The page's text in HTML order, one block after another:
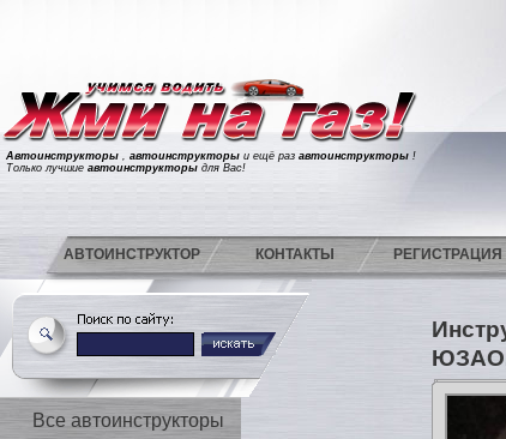
Автоинструкторы , автоинструкторы и ещё раз автоинструкторы !
Только лучшие автоинструкторы для Вас!
АВТОИНСТРУКТОР КОНТАКТЫ РЕГИСТРАЦИЯ
Все автоинструкторы
ЮЗАО,